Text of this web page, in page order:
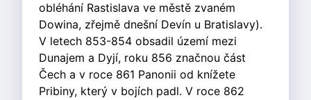
obléhání Rastislava ve městě zvaném
Dowina, zřejmě dnešní Devín u Bratislavy).
V letech 853-854 obsadil území mezi
Dunajem a Dyjí, roku 856 značnou část
Čech a v roce 861 Panonii od knížete
Pribiny, který v bojích padl. V roce 862